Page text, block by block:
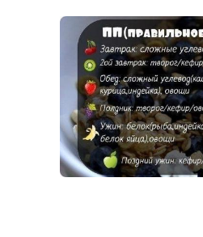
гречневая диета
отзывы